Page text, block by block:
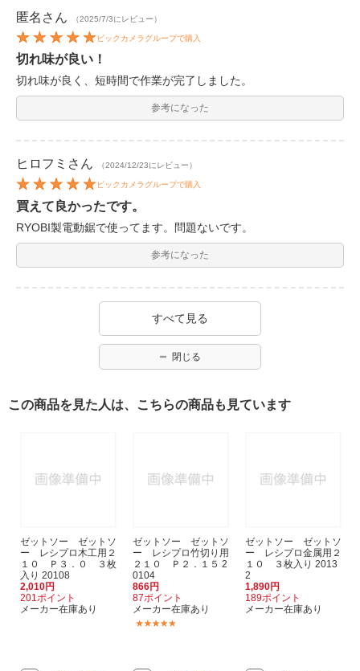
匿名 さん （2025/7/3にレビュー）
ビックカメラグループで購入
切れ味が良い！
切れ味が良く、短時間で作業が完了しました。
参考になった
ヒロフミ さん （2024/12/23にレビュー）
ビックカメラグループで購入
買えて良かったです。
RYOBI製電動鋸で使ってます。問題ないです。
参考になった
すべて見る
閉じる
この商品を見た人は、こちらの商品も見ています
ゼットソー ゼットソ
ー レシプロ木工用２
１０ Ｐ３．０ ３枚
入り 20108
2,010円
201ポイント
メーカー在庫あり
ゼットソー ゼットソ
ー レシプロ竹切り用
２１０ Ｐ２．１５ 2
0104
866円
87ポイント
メーカー在庫あり
ゼットソー ゼットソ
ー レシプロ金属用２
１０ ３枚入り 2013
2
1,890円
189ポイント
メーカー在庫あり